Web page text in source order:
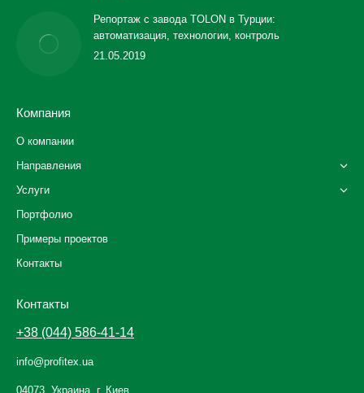
Репортаж с завода TOLON в Турции:
автоматизация, технологии, контроль
21.05.2019
Компания
О компании
Направления
Услуги
Портфолио
Примеры проектов
Контакты
Контакты
+38 (044) 586-41-14
info@profitex.ua
04073, Украина, г. Киев,